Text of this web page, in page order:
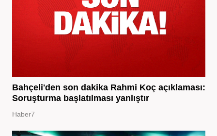
Bahçeli'den son dakika Rahmi Koç açıklaması:
Soruşturma başlatılması yanlıştır
Haber7